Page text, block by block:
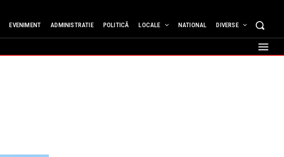
EVENIMENT ADMINISTRATIE POLITICĂ LOCALE NATIONAL DIVERSE